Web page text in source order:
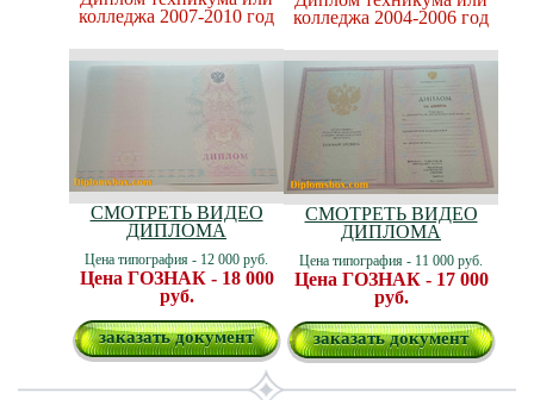
колледжа 2007-2010 год
СМОТРЕТЬ ВИДЕО
ДИПЛОМА
Цена типография - 12 000 руб.
Цена ГОЗНАК - 18 000
руб.
заказать документ
колледжа 2004-2006 год
СМОТРЕТЬ ВИДЕО
ДИПЛОМА
Цена типография - 11 000 руб.
Цена ГОЗНАК - 17 000
руб.
заказать документ